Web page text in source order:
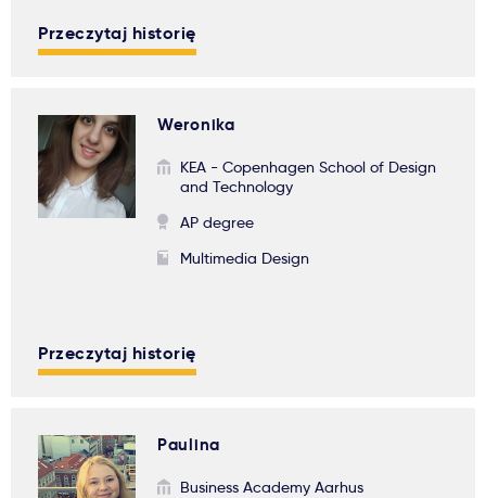
Przeczytaj historię
Weronika
KEA - Copenhagen School of Design
and Technology
AP degree
Multimedia Design
Przeczytaj historię
Paulina
Business Academy Aarhus